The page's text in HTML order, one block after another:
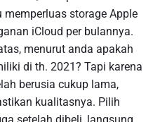
storage Apple
iCloud per bulannya.
menurut anda apakah
di th. 2021? Tapi karena
berusia cukup lama,
kualitasnya. Pilih